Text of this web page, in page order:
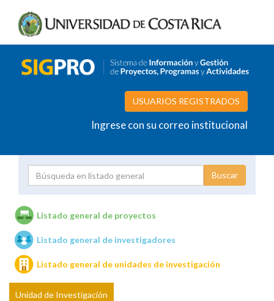
USUARIOS REGISTRADOS
Ingrese con su correo institucional
Unidades de investigación
Listado general de proyectos
Listado general de investigadores
Listado general de unidades de investigación
Unidad de Investigación